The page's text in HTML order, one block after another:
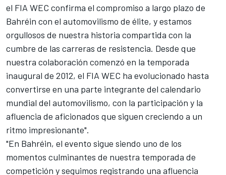
el FIA WEC confirma el compromiso a largo plazo de
Bahréin con el automovilismo de élite, y estamos
orgullosos de nuestra historia compartida con la
cumbre de las carreras de resistencia. Desde que
nuestra colaboración comenzó en la temporada
inaugural de 2012, el FIA WEC ha evolucionado hasta
convertirse en una parte integrante del calendario
mundial del automovilismo, con la participación y la
afluencia de aficionados que siguen creciendo a un
ritmo impresionante".
"En Bahréin, el evento sigue siendo uno de los
momentos culminantes de nuestra temporada de
competición y seguimos registrando una afluencia